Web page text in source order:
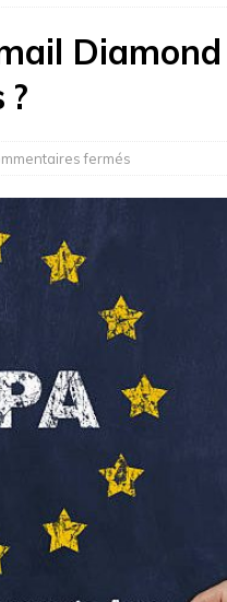
fermés